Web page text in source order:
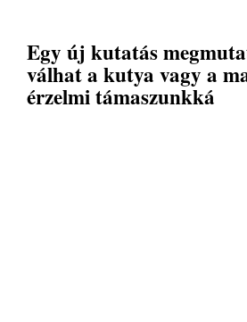
Egy új kutatás
válhat a kutya vagy a
érzelmi támaszunkká